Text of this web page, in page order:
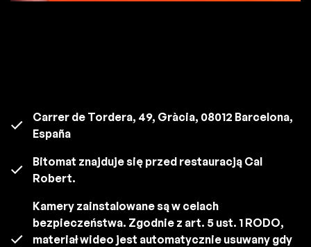
Carrer de Tordera, 49, Gràcia, 08012 Barcelona,
España
Bitomat znajduje się przed restauracją Cal
Robert.
Kamery zainstalowane są w celach
bezpieczeństwa. Zgodnie z art. 5 ust. 1 RODO,
materiał wideo jest automatycznie usuwany gdy